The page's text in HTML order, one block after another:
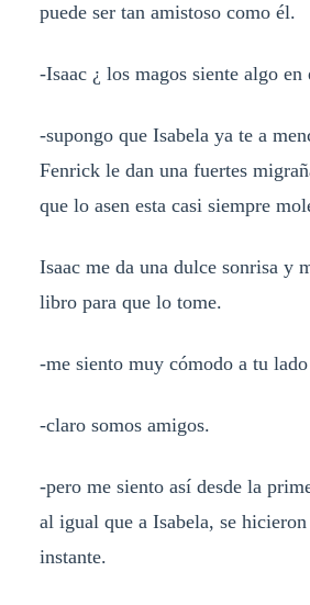
puede ser tan amistoso como él.
-Isaac ¿ los magos siente algo en
-supongo que Isabela ya te a
Fenrick le dan una fuertes
que lo asen esta casi siempre
Isaac me da una dulce sonrisa y
libro para que lo tome.
-me siento muy cómodo a tu
-claro somos amigos.
-pero me siento así desde la
al igual que a Isabela, se
instante.